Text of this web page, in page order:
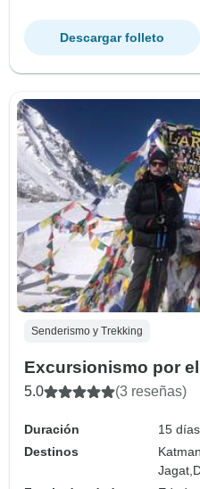
Descargar folleto
Senderismo y Trekking
Excursionismo por
5.0 (3 reseñas)
Duración
15 días
Destinos
Jagat,